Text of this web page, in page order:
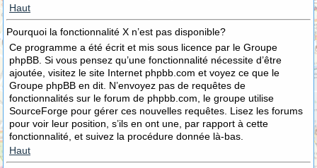
Haut
Pourquoi la fonctionnalité X n’est pas disponible?
Ce programme a été écrit et mis sous licence par le Groupe
phpBB. Si vous pensez qu’une fonctionnalité nécessite d’être
ajoutée, visitez le site Internet phpbb.com et voyez ce que le
Groupe phpBB en dit. N’envoyez pas de requêtes de
fonctionnalités sur le forum de phpbb.com, le groupe utilise
SourceForge pour gérer ces nouvelles requêtes. Lisez les forums
pour voir leur position, s’ils en ont une, par rapport à cette
fonctionnalité, et suivez la procédure donnée là-bas.
Haut